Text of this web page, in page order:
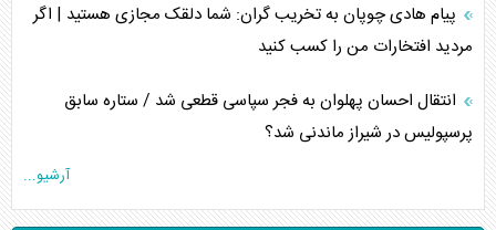
پیام هادی چوپان به تخریب گران: شما دلقک مجازی هستید | اگر
مردید افتخارات من را کسب کنید
انتقال احسان پهلوان به فجر سپاسی قطعی شد / ستاره سابق
پرسپولیس در شیراز ماندنی شد؟
آرشیو...